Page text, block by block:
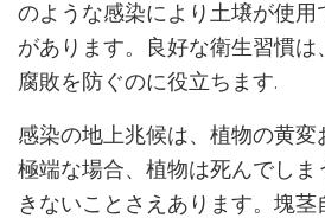
のような感染により土壌が使用
があります。良好な衛生習慣
腐敗を防ぐのに役立ちます.
感染の地上兆候は、植物の黄変
極端な場合、植物は死んでし
きないことさえあります。塊